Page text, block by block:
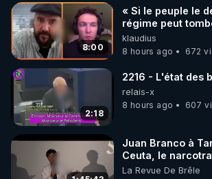
le code : REGENERE
8:00
« Si le peuple le
régime peut
»
klaudius
8 hours ago
672
2:18
2216 - L'état des
relais-x
8 hours ago
607
Juan Branco à
Ceuta, le
pouvoir en France
La Revue De Brêle